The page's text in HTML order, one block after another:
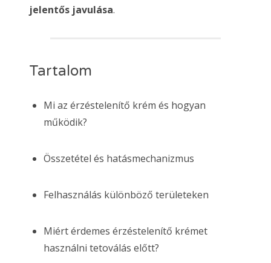
jelentős javulása.
Tartalom
Mi az érzéstelenítő krém és hogyan
működik?
Összetétel és hatásmechanizmus
Felhasználás különböző területeken
Miért érdemes érzéstelenítő krémet
használni tetoválás előtt?